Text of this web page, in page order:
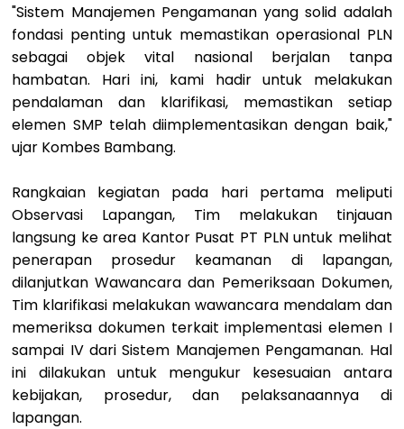
"Sistem Manajemen Pengamanan yang solid adalah
fondasi penting untuk memastikan operasional PLN
sebagai objek vital nasional berjalan tanpa
hambatan. Hari ini, kami hadir untuk melakukan
pendalaman dan klarifikasi, memastikan setiap
elemen SMP telah diimplementasikan dengan baik,"
ujar Kombes Bambang.
Rangkaian kegiatan pada hari pertama meliputi
Observasi Lapangan, Tim melakukan tinjauan
langsung ke area Kantor Pusat PT PLN untuk melihat
penerapan prosedur keamanan di lapangan,
dilanjutkan Wawancara dan Pemeriksaan Dokumen,
Tim klarifikasi melakukan wawancara mendalam dan
memeriksa dokumen terkait implementasi elemen I
sampai IV dari Sistem Manajemen Pengamanan. Hal
ini dilakukan untuk mengukur kesesuaian antara
kebijakan, prosedur, dan pelaksanaannya di
lapangan.